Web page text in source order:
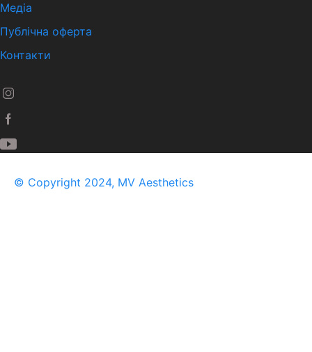
Медіа
Публічна оферта
Контакти
© Copyright 2024, MV Aesthetics